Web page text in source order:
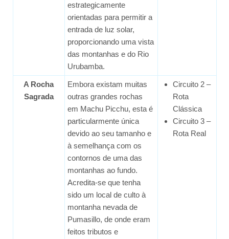
estrategicamente
orientadas para permitir a
entrada de luz solar,
proporcionando uma vista
das montanhas e do Rio
Urubamba.
A Rocha
Sagrada
Embora existam muitas
outras grandes rochas
em Machu Picchu, esta é
particularmente única
devido ao seu tamanho e
à semelhança com os
contornos de uma das
montanhas ao fundo.
Acredita-se que tenha
sido um local de culto à
montanha nevada de
Pumasillo, de onde eram
feitos tributos e
Circuito 2 –
Rota
Clássica
Circuito 3 –
Rota Real